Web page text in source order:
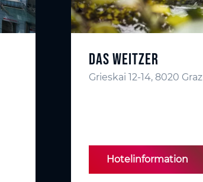
Das Weitzer
Grieskai 12-14, 8020 Graz
Hotelinformation